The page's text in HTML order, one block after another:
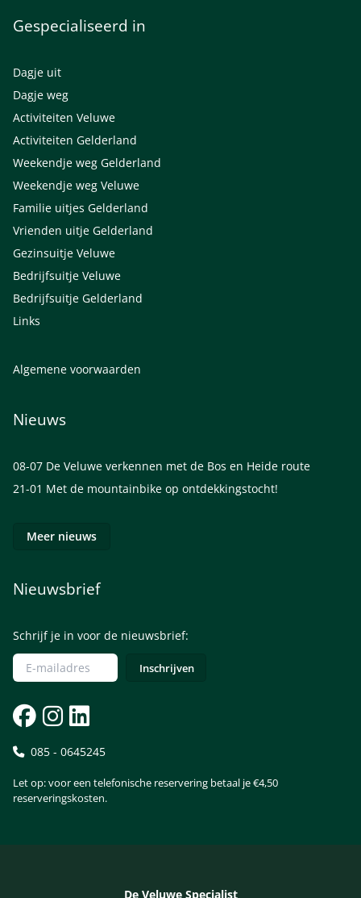
Gespecialiseerd in
Dagje uit
Dagje weg
Activiteiten Veluwe
Activiteiten Gelderland
Weekendje weg Gelderland
Weekendje weg Veluwe
Familie uitjes Gelderland
Vrienden uitje Gelderland
Gezinsuitje Veluwe
Bedrijfsuitje Veluwe
Bedrijfsuitje Gelderland
Links
Algemene voorwaarden
Nieuws
08-07 De Veluwe verkennen met de Bos en Heide route
21-01 Met de mountainbike op ontdekkingstocht!
Meer nieuws
Nieuwsbrief
Schrijf je in voor de nieuwsbrief:
085 - 0645245
Let op: voor een telefonische reservering betaal je €4,50
reserveringskosten.
De Veluwe Specialist